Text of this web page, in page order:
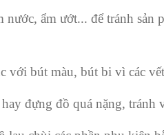
nước, ẩm ướt... để tránh
với bút màu, bút bi vì các
đựng đồ quá nặng, tránh